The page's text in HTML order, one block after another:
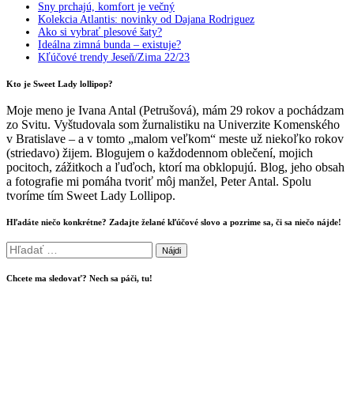
Sny prchajú, komfort je večný
Kolekcia Atlantis: novinky od Dajana Rodriguez
Ako si vybrať plesové šaty?
Ideálna zimná bunda – existuje?
Kľúčové trendy Jeseň/Zima 22/23
Kto je Sweet Lady lollipop?
Moje meno je Ivana Antal (Petrušová), mám 29 rokov a pochádzam
zo Svitu. Vyštudovala som žurnalistiku na Univerzite Komenského
v Bratislave – a v tomto „malom veľkom“ meste už niekoľko rokov
(striedavo) žijem. Blogujem o každodennom oblečení, mojich
pocitoch, zážitkoch a ľuďoch, ktorí ma obklopujú. Blog, jeho obsah
a fotografie mi pomáha tvoriť môj manžel, Peter Antal. Spolu
tvoríme tím Sweet Lady Lollipop.
Hľadáte niečo konkrétne? Zadajte želané kľúčové slovo a pozrime sa, či sa niečo nájde!
Hľadať:
Chcete ma sledovať? Nech sa páči, tu!